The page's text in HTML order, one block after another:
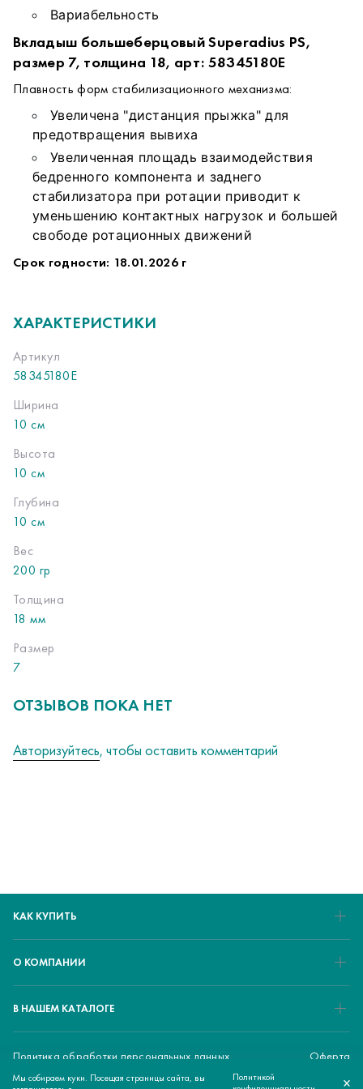
Вариабельность
Вкладыш большеберцовый Superadius PS,
размер 7, толщина 18, арт: 58345180E
Плавность форм стабилизационного механизма:
Увеличена "дистанция прыжка" для
предотвращения вывиха
Увеличенная площадь взаимодействия
бедренного компонента и заднего
стабилизатора при ротации приводит к
уменьшению контактных нагрузок и большей
свободе ротационных движений
Срок годности: 18.01.2026 г
ХАРАКТЕРИСТИКИ
Артикул
58345180E
Ширина
10 см
Высота
10 см
Глубина
10 см
Вес
200 гр
Толщина
18 мм
Размер
7
ОТЗЫВОВ ПОКА НЕТ
Авторизуйтесь, чтобы оставить комментарий
10 300 ₽ КУПИТЬ
КАК КУПИТЬ
О КОМПАНИИ
В НАШЕМ КАТАЛОГЕ
Политика обработки персональных данных
Оферта
© 2026 ЕМЕD - медицинский маркетплейс
Мы собираем куки. Посещая страницы сайта, вы
Политикой
×